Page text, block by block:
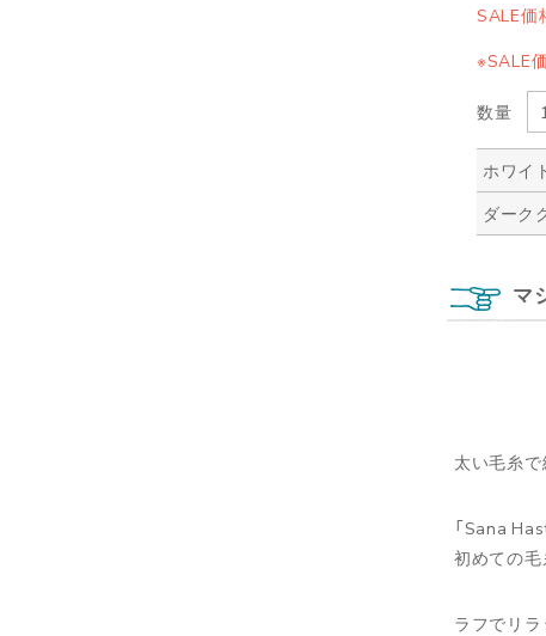
SALE価
※SALE
数量
ホワイ
ダーク
マ
太い毛糸
「Sana
初めての毛
ラフでリ